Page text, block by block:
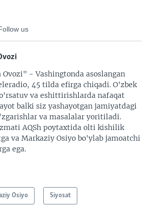
us
- Vashingtonda asoslangan
45 tilda efirga chiqadi. O'zbek
va eshittirishlarda nafaqat
balki siz yashayotgan jamiyatdagi
va masalalar yoritiladi.
AQSh poytaxtida olti kishilik
va Markaziy Osiyo bo'ylab jamoatchi
ega.
Osiyo Siyosat